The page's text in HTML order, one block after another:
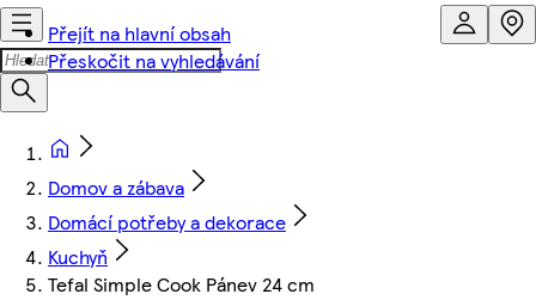
Přejít na hlavní obsah
Přeskočit na vyhledávání
Domov a zábava
Domácí potřeby a dekorace
Kuchyň
Tefal Simple Cook Pánev 24 cm